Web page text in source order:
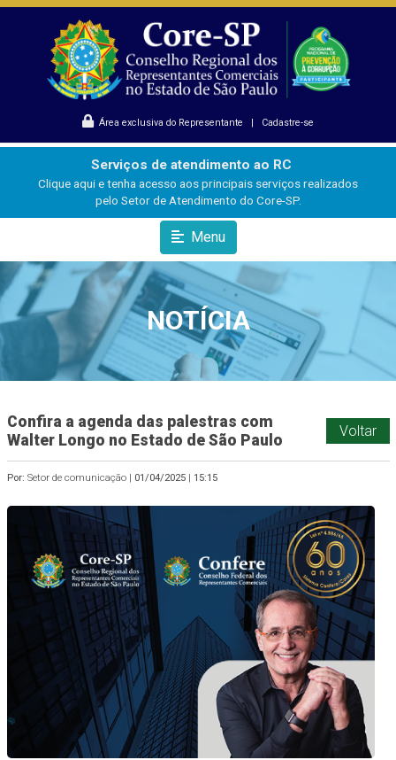
Área exclusiva do Representante | Cadastre-se
Serviços de atendimento ao RC
Clique aqui e tenha acesso aos principais serviços realizados
pelo Setor de Atendimento do Core-SP.
Menu
NOTÍCIA
Confira a agenda das palestras com
Walter Longo no Estado de São Paulo
Voltar
Por: Setor de comunicação | 01/04/2025| 15:15